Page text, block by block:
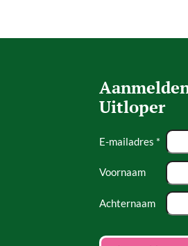
Uitloper
E-mailadres *
Voornaam
Achternaam